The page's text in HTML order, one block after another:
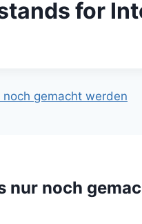
for
gemacht werden
nur noch